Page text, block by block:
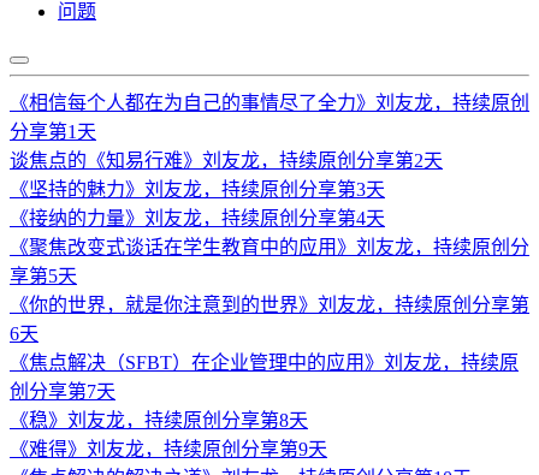
问题
《相信每个人都在为自己的事情尽了全力》刘友龙，持续原创
分享第1天
谈焦点的《知易行难》刘友龙，持续原创分享第2天
《坚持的魅力》刘友龙，持续原创分享第3天
《接纳的力量》刘友龙，持续原创分享第4天
《聚焦改变式谈话在学生教育中的应用》刘友龙，持续原创分
享第5天
《你的世界，就是你注意到的世界》刘友龙，持续原创分享第
6天
《焦点解决（SFBT）在企业管理中的应用》刘友龙，持续原
创分享第7天
《稳》刘友龙，持续原创分享第8天
《难得》刘友龙，持续原创分享第9天